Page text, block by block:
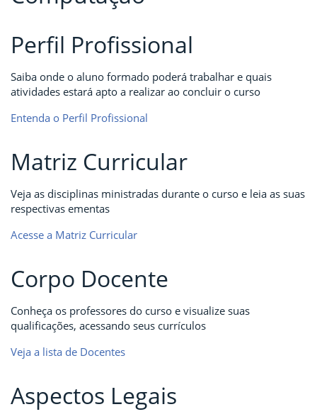
Perfil Profissional
Saiba onde o aluno formado poderá trabalhar e quais
atividades estará apto a realizar ao concluir o curso
Entenda o Perfil Profissional
Matriz Curricular
Veja as disciplinas ministradas durante o curso e leia as suas
respectivas ementas
Acesse a Matriz Curricular
Corpo Docente
Conheça os professores do curso e visualize suas
qualificações, acessando seus currículos
Veja a lista de Docentes
Aspectos Legais